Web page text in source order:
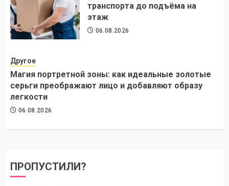
транспорта до подъёма на
этаж
06.08.2026
Другое
Магия портретной зоны: как идеальные золотые
серьги преображают лицо и добавляют образу
легкости
06.08.2026
ПРОПУСТИЛИ?